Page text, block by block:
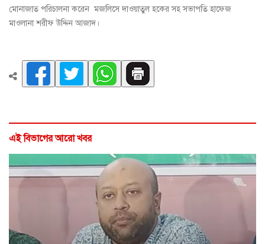
মোনাজাত পরিচালনা করেন মজলিসে দাওয়াতুল হকের সহ সভাপতি হাফেজ
মাওলানা শরীফ উদ্দিন আজাদ।
এই বিভাগের আরো খবর